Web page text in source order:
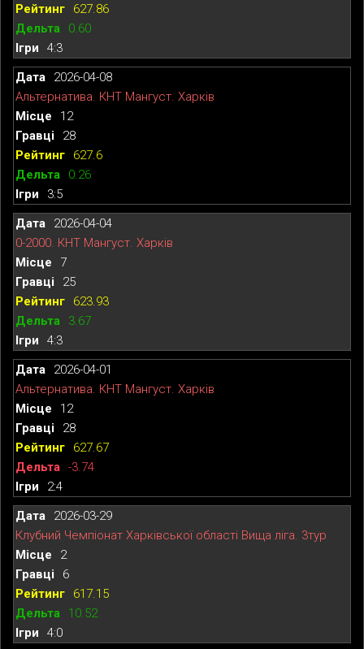
627.86
0.60
4:3
2026-04-08
Альтернатива. КНТ Мангуст. Харків
12
28
627.6
0.26
3:5
2026-04-04
0-2000. КНТ Мангуст. Харків
7
25
623.93
3.67
4:3
2026-04-01
Альтернатива. КНТ Мангуст. Харків
12
28
627.67
-3.74
2:4
2026-03-29
Клубний Чемпіонат Харківської області Вища ліга. 3тур
2
6
617.15
10.52
4:0